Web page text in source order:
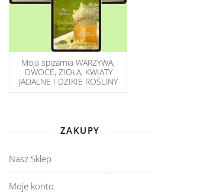
Moja spiżarnia WARZYWA,
OWOCE, ZIOŁA, KWIATY
JADALNE I DZIKIE ROŚLINY
ZAKUPY
Nasz Sklep
Moje konto